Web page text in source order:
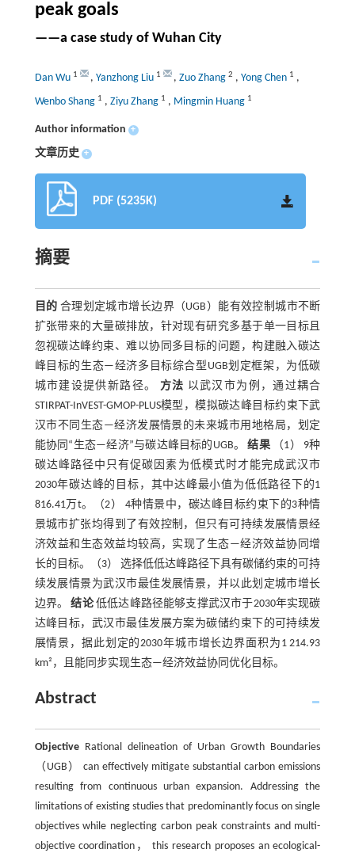
peak goals
——a case study of Wuhan City
Dan Wu 1 , Yanzhong Liu 1 , Zuo Zhang 2 , Yong Chen 1 ,
Wenbo Shang 1 , Ziyu Zhang 1 , Mingmin Huang 1
Author information +
文章历史 +
PDF (5235K)
摘要
目的 合理划定城市增长边界（UGB）能有效控制城市不断
扩张带来的大量碳排放，针对现有研究多基于单一目标且
忽视碳达峰约束、难以协同多目标的问题，构建融入碳达
峰目标的生态—经济多目标综合型UGB划定框架，为低碳
城市建设提供新路径。 方法 以武汉市为例，通过耦合
STIRPAT-InVEST-GMOP-PLUS模型，模拟碳达峰目标约束下武
汉市不同生态—经济发展情景的未来城市用地格局，划定
能协同“生态—经济”与碳达峰目标的UGB。结果（1） 9种
碳达峰路径中只有促碳因素为低模式时才能完成武汉市
2030年碳达峰的目标，其中达峰最小值为低低路径下的1
816.41万t。（2） 4种情景中，碳达峰目标约束下的3种情
景城市扩张均得到了有效控制，但只有可持续发展情景经
济效益和生态效益均较高，实现了生态—经济效益协同增
长的目标。（3） 选择低低达峰路径下具有碳储约束的可持
续发展情景为武汉市最佳发展情景，并以此划定城市增长
边界。结论低低达峰路径能够支撑武汉市于2030年实现碳
达峰目标，武汉市最佳发展方案为碳储约束下的可持续发
展情景，据此划定的2030年城市增长边界面积为1 214.93
km²，且能同步实现生态—经济效益协同优化目标。
Abstract
ObjectiveRational delineation of Urban Growth Boundaries
（UGB） can effectively mitigate substantial carbon emissions
resulting from continuous urban expansion. Addressing the
limitations of existing studies that predominantly focus on single
objectives while neglecting carbon peak constraints and multi-
objective coordination， this research proposes an ecological-